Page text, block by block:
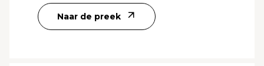
Naar de preek